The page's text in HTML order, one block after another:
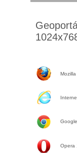
Opera